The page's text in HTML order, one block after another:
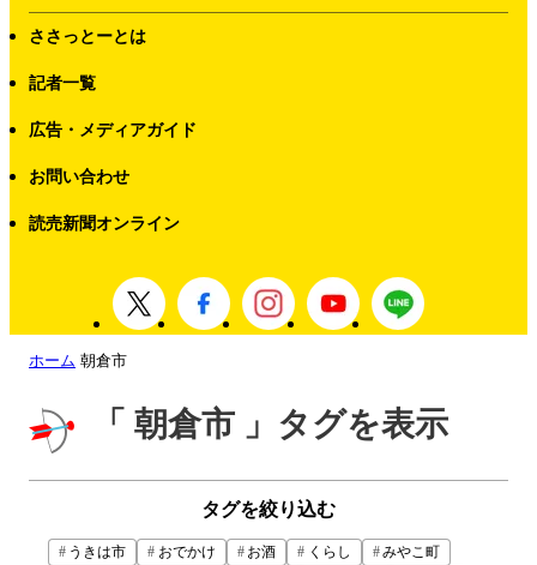
ささっとーとは
記者一覧
広告・メディアガイド
お問い合わせ
読売新聞オンライン
ホーム 朝倉市
「 朝倉市 」タグを表示
タグを絞り込む
うきは市 おでかけ お酒 くらし
みやこ町